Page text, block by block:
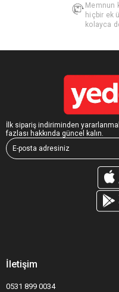
Memnun
hiçbir ek
kolayca
İlk sipariş indiriminden
fazlası hakkında güncel kalın.
İletişim
0531 899 0034